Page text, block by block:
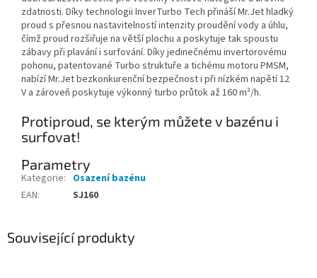
zdatnosti. Díky technologii InverTurbo Tech přináší Mr.Jet hladký
proud s přesnou nastavitelností intenzity proudění vody a úhlu,
čímž proud rozšiřuje na větší plochu a poskytuje tak spoustu
zábavy při plavání i surfování. Díky jedinečnému invertorovému
pohonu, patentované Turbo struktuře a tichému motoru PMSM,
nabízí Mr.Jet bezkonkurenční bezpečnost i při nízkém napětí 12
V a zároveň poskytuje výkonný turbo průtok až 160 m³/h.
Protiproud, se kterým můžete v bazénu i
surfovat!
Parametry
Kategorie: Osazení bazénu
EAN: SJ160
Související produkty